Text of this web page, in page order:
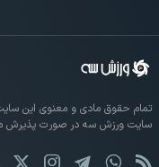
تمام حقوق مادی و معنوی این
سایت ورزش سه در صورت پذیرش